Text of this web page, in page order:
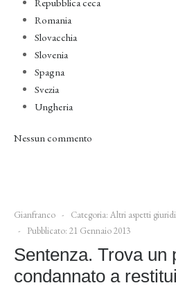
Romania
Slovacchia
Slovenia
Spagna
Svezia
Ungheria
Nessun commento
Gianfranco Categoria: Altri aspetti
Pubblicato: 21 Gennaio 2013
Sentenza. Trova un
condannato a